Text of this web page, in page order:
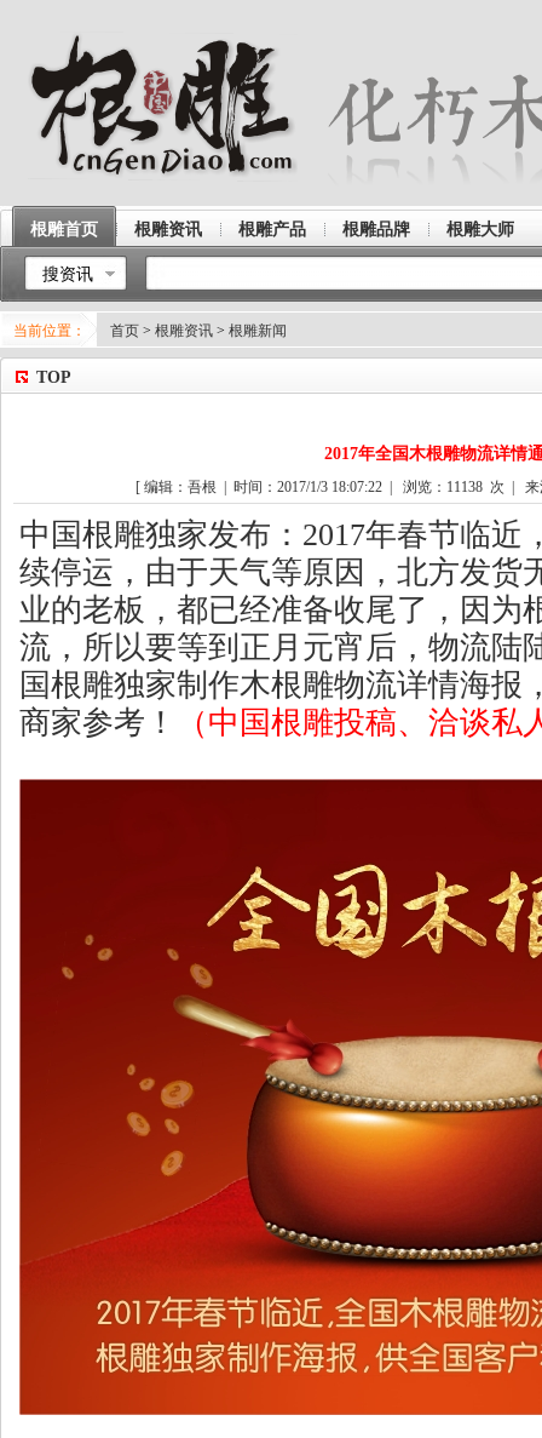
根雕首页 根雕资讯 根雕产品 根雕品牌 根雕大师
搜资讯
当前位置： 首页 > 根雕资讯 > 根雕新闻
TOP
2017年全国木根雕物流详情
[ 编辑：吾根 | 时间：2017/1/3 18:07:22 | 浏览： 11138次 | 来
中国根雕独家发布：2017年春节临近
续停运，由于天气等原因，北方发货
业的老板，都已经准备收尾了，因为
流，所以要等到正月元宵后，物流陆
国根雕独家制作木根雕物流详情海报
商家参考！
（中国根雕投稿、洽谈私